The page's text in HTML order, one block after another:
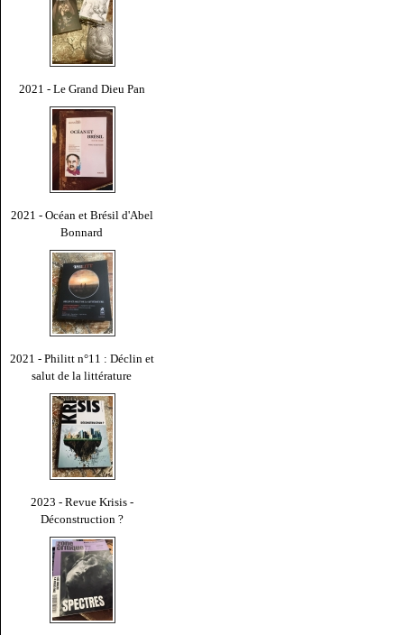
2021 - Le Grand Dieu Pan
2021 - Océan et Brésil d'Abel
Bonnard
2021 - Philitt n°11 : Déclin et
salut de la littérature
2023 - Revue Krisis -
Déconstruction ?